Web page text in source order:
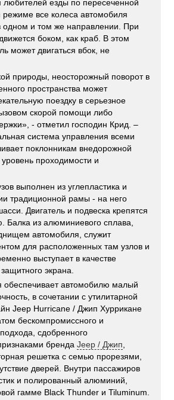
любителей езды по пересеченной
режиме все колеса автомобиля
одном и том же направлении. При
боком, как краб. В этом
может двигаться вбок, не
природы, неосторожный поворот в
пространства может
поездку в серьезное
скорой помощи либо
- отметил господин Крид. –
система управления всеми
поклонникам внедорожной
проходимости и
выполнен из углепластика и
традиционной рамы - на него
Двигатель и подвеска крепятся
Балка из алюминиевого сплава,
автомобиля, служит
для расположенных там узлов и
выступает в качестве
экрана.
обеспечивает автомобилю малый
в сочетании с утилитарной
Jeep Hurricane / Джип Хуррикане
бескомпромиссного и
сдобренного
брендаJeep / Джип
решетка с семью прорезями,
дверей. Внутри пассажиров
и полированный алюминий,
гамме Black Thunder и Tiluminum.